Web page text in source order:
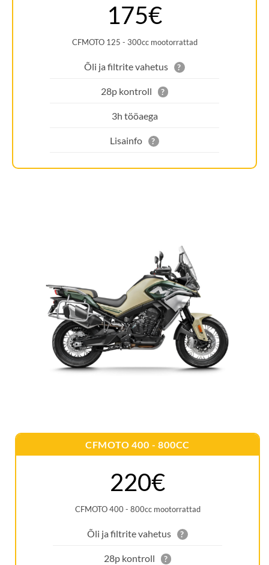
175€
CFMOTO 125 - 300cc mootorrattad
Õli ja filtrite vahetus ?
28p kontroll ?
3h tööaega
Lisainfo ?
CFMOTO 400 - 800CC
220€
CFMOTO 400 - 800cc mootorrattad
Õli ja filtrite vahetus ?
28p kontroll ?